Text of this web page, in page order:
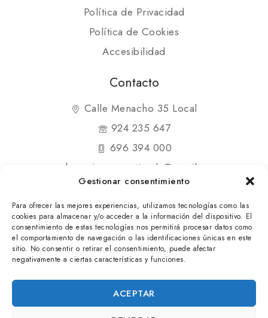
Gestionar consentimiento
Para ofrecer las mejores experiencias, utilizamos tecnologías como las
cookies para almacenar y/o acceder a la información del dispositivo. El
consentimiento de estas tecnologías nos permitirá procesar datos como
el comportamiento de navegación o las identificaciones únicas en este
sitio. No consentir o retirar el consentimiento, puede afectar
negativamente a ciertas características y funciones.
ACEPTAR
Política de Privacidad
Política de Cookies
Accesibilidad
Contacto
Calle Menacho 35 Local
924 235 647
696 394 000
shopmipequenatienda@gmail.com
© 2025 Mi Pequeña Tienda. Todos los derechos
reservados